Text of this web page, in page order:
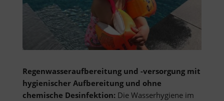
Regenwasseraufbereitung und -versorgung mit
hygienischer Aufbereitung und ohne
chemische Desinfektion:Die Wasserhygiene im